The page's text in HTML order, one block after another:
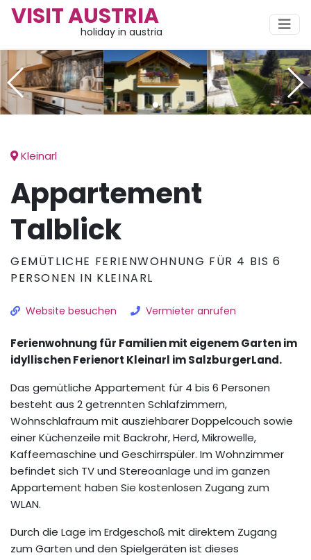
VISIT AUSTRIA
holiday in austria
Kleinarl
Appartement
Talblick
GEMÜTLICHE FERIENWOHNUNG FÜR 4 BIS 6
PERSONEN IN KLEINARL
Website besuchen Vermieter anrufen
Ferienwohnung für Familien mit eigenem Garten im
idyllischen Ferienort Kleinarl im SalzburgerLand.
Das gemütliche Appartement für 4 bis 6 Personen
besteht aus 2 getrennten Schlafzimmern,
Wohnschlafraum mit ausziehbarer Doppelcouch sowie
einer Küchenzeile mit Backrohr, Herd, Mikrowelle,
Kaffeemaschine und Geschirrspüler. Im Wohnzimmer
befindet sich TV und Stereoanlage und im ganzen
Appartement haben Sie kostenlosen Zugang zum
WLAN.
Durch die Lage im Erdgeschoß mit direktem Zugang
zum Garten und den Spielgeräten ist dieses